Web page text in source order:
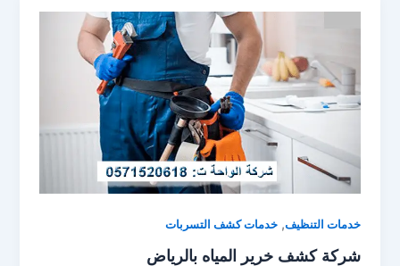
خدمات التنظيف,خدمات كشف التسربات
شركة كشف خرير المياه بالرياض